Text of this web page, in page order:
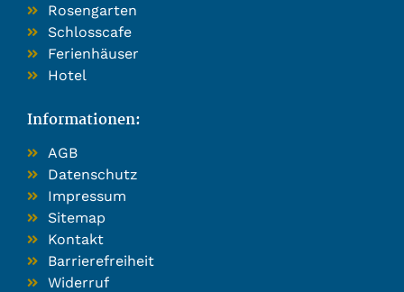
Rosengarten
Schlosscafe
Ferienhäuser
Hotel
Informationen:
AGB
Datenschutz
Impressum
Sitemap
Kontakt
Barrierefreiheit
Widerruf